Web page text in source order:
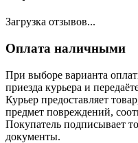
Загрузка отзывов...
Оплата наличными
При выборе варианта
приезда курьера и
Курьер предоставляет
предмет повреждений,
Покупатель подписывает
документы.